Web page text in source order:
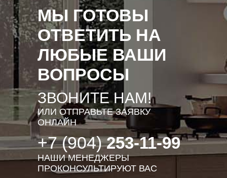
МЫ ГОТОВЫ
ОТВЕТИТЬ НА
ЛЮБЫЕ ВАШИ
ВОПРОСЫ
ЗВОНИТЕ НАМ!
ИЛИ ОТПРАВЬТЕ ЗАЯВКУ
ОНЛАЙН
+7 (904)253-11-99
НАШИ МЕНЕДЖЕРЫ
ПРОКОНСУЛЬТИРУЮТ ВАС